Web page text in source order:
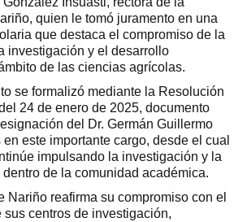
quien le tomó juramento en una
que destaca el compromiso de la
investigación y el desarrollo
de las ciencias agrícolas.
se formalizó mediante la Resolución
24 de enero de 2025, documento
del Dr. Germán Guillermo
este importante cargo, desde el cual
impulsando la investigación y la
de la comunidad académica.
Nariño reafirma su compromiso con el
sus centros de investigación,